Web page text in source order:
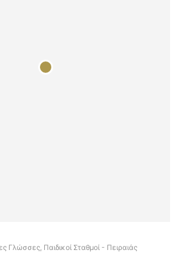
Γλώσσες, Παιδικοί Σταθμοί - Πειραιάς